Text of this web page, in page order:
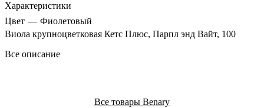
Характеристики
Цвет — Фиолетовый
Виола крупноцветковая Кетс Плюс, Парпл энд Вайт, 100
Все описание
Все товары Benary